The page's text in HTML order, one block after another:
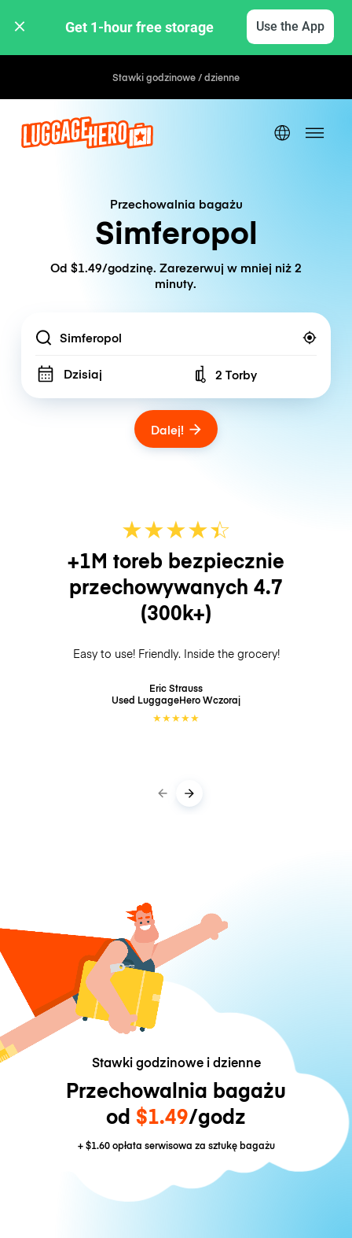
Get 1-hour free storage Use the App
Stawki godzinowe / dzienne
Przechowalnia bagażu
Simferopol
Od $1.49/godzinę. Zarezerwuj w mniej niż 2
minuty.
Location
Dzisiaj Number of bags
2 Torby
Dalej!
★★★★☆
★
+1M toreb bezpiecznie
przechowywanych 4.7
(300k+)
Easy to use! Friendly. Inside the grocery!
Eric Strauss
Used LuggageHeroWczoraj
★★★★★
Stawki godzinowe i dzienne
Przechowalnia bagażu
od $1.49/godz
+$1.60opłata serwisowa za sztukę bagażu